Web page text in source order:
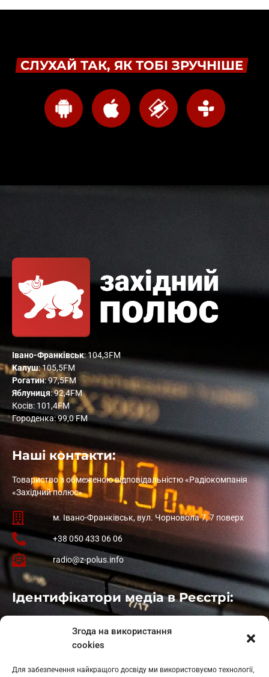
Згода на використання
cookies
Для забезпечення найкращого досвіду ми використовуємо технології,
СЛУХАЙ ТАК, ЯК ТОБІ ЗРУЧНІШЕ
Івано-Франківськ: 104,3FM
Калуш: 105,5FM
Рогатин: 97,5FM
Яблуниця: 92,4FM
Косів: 101,4FM
Городенка: 99,0 FM
Наші контакти:
Товариство з обмеженою відповідальністю «Радіокомпанія
«Західний полюс»
м. Івано-Франківськ, вул. Чорновола 7, 7 поверх
+38 050 433 06 06
radio@z-polus.info
Ідентифікатори медіа в Реєстрі:
: L11-01410
: L11-01801
Косів: L11-01805